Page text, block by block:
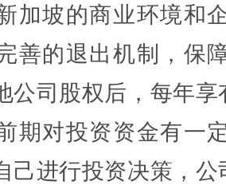
加坡的商业环境和
善的退出机制，保
公司股权后，每年
期对投资资金有一
己进行投资决策，